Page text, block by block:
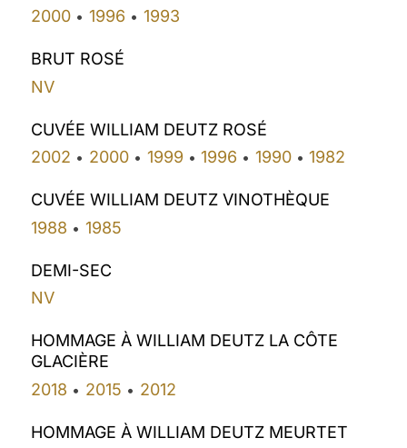
2000 • 1996 • 1993
BRUT ROSÉ
NV
CUVÉE WILLIAM DEUTZ ROSÉ
2002 • 2000• 1999 • 1996 • 1990• 1982
CUVÉE WILLIAM DEUTZ VINOTHÈQUE
1988 • 1985
DEMI-SEC
NV
HOMMAGE À WILLIAM DEUTZ LA CÔTE
GLACIÈRE
2018 • 2015 • 2012
HOMMAGE À WILLIAM DEUTZ MEURTET